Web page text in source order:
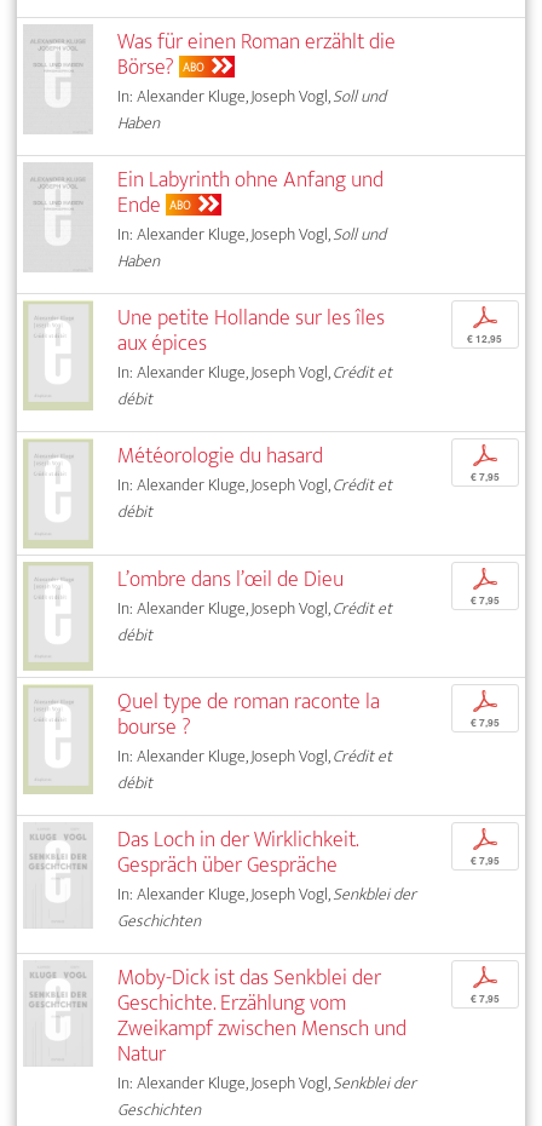
Was für einen Roman erzählt die
Börse? ABO
In: Alexander Kluge, Joseph Vogl,Soll und
Haben
Ein Labyrinth ohne Anfang und
Ende ABO
In: Alexander Kluge, Joseph Vogl,Soll und
Haben
Une petite Hollande sur les îles
aux épices
In: Alexander Kluge, Joseph Vogl,Crédit et
débit
p
€ 12,95
Météorologie du hasard
In: Alexander Kluge, Joseph Vogl,Crédit et
débit
p
€ 7,95
L’ombre dans l’œil de Dieu
In: Alexander Kluge, Joseph Vogl,Crédit et
débit
p
€ 7,95
Quel type de roman raconte la
bourse ?
In: Alexander Kluge, Joseph Vogl,Crédit et
débit
p
€ 7,95
Das Loch in der Wirklichkeit.
Gespräch über Gespräche
In: Alexander Kluge, Joseph Vogl,Senkblei der
Geschichten
p
€ 7,95
Moby-Dick ist das Senkblei der
Geschichte. Erzählung vom
Zweikampf zwischen Mensch und
Natur
In: Alexander Kluge, Joseph Vogl,Senkblei der
Geschichten
p
€ 7,95